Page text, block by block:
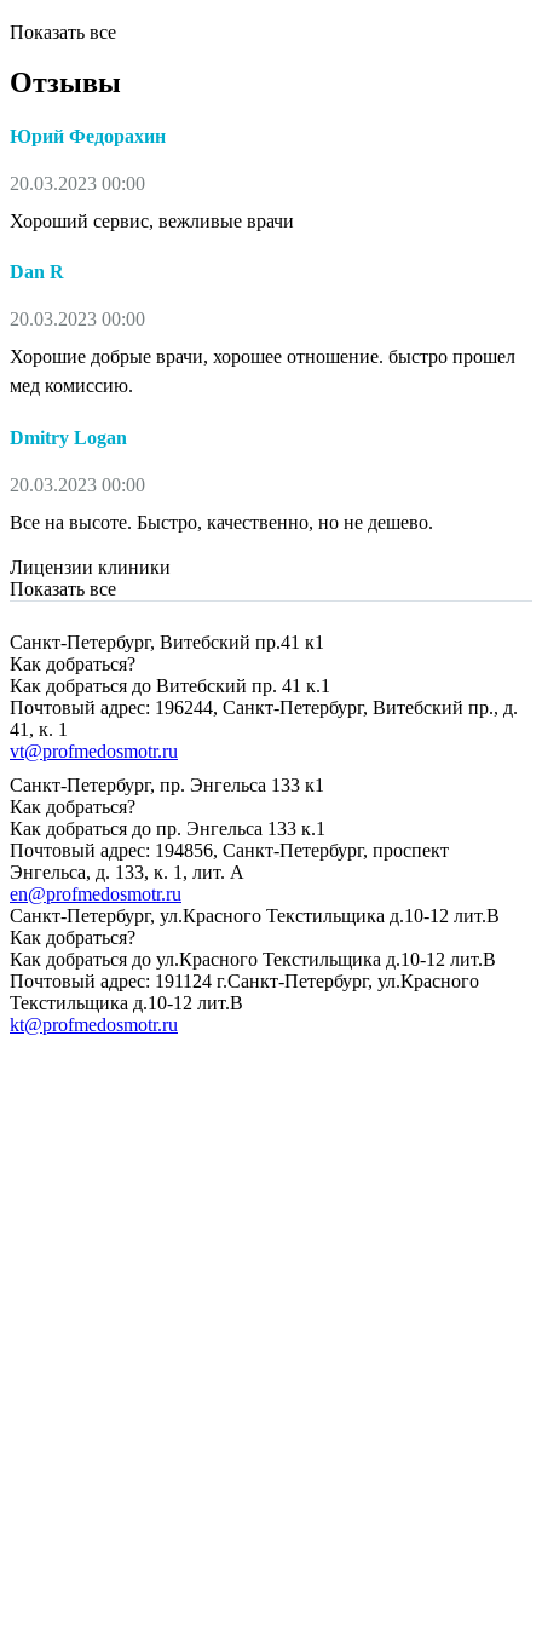
Показать все
Отзывы
Юрий Федорахин
20.03.2023 00:00
Хороший сервис, вежливые врачи
Dan R
20.03.2023 00:00
Хорошие добрые врачи, хорошее отношение. быстро прошел
мед комиссию.
Dmitry Logan
20.03.2023 00:00
Все на высоте. Быстро, качественно, но не дешево.
Лицензии клиники
Показать все
Санкт-Петербург, Витебский пр.41 к1
Как добраться?
Как добраться до Витебский пр. 41 к.1
Почтовый адрес: 196244, Санкт-Петербург, Витебский пр., д.
41, к. 1
vt@profmedosmotr.ru
Санкт-Петербург, пр. Энгельса 133 к1
Как добраться?
Как добраться до пр. Энгельса 133 к.1
Почтовый адрес: 194856, Санкт-Петербург, проспект
Энгельса, д. 133, к. 1, лит. А
en@profmedosmotr.ru
Санкт-Петербург, ул.Красного Текстильщика д.10-12 лит.В
Как добраться?
Как добраться до ул.Красного Текстильщика д.10-12 лит.В
Почтовый адрес: 191124 г.Санкт-Петербург, ул.Красного
Текстильщика д.10-12 лит.В
kt@profmedosmotr.ru